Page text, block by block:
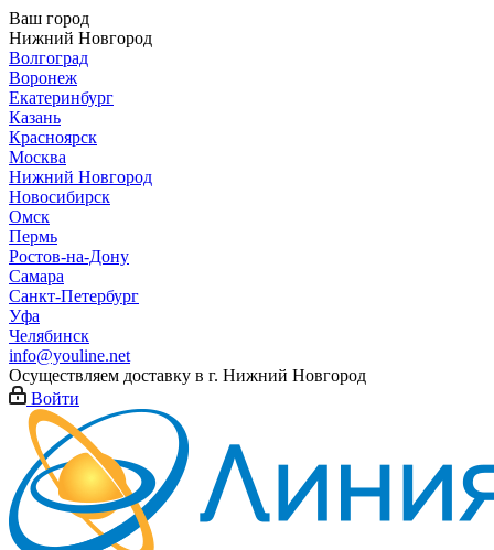
Ваш город
Нижний Новгород
Волгоград
Воронеж
Екатеринбург
Казань
Красноярск
Москва
Нижний Новгород
Новосибирск
Омск
Пермь
Ростов-на-Дону
Самара
Санкт-Петербург
Уфа
Челябинск
info@youline.net
Осуществляем доставку в г. Нижний Новгород
Войти